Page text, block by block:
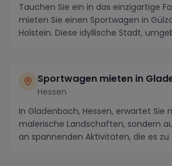
Tauchen Sie ein in das einzigartige
mieten Sie einen Sportwagen in
Holstein. Diese idyllische Stadt,
Sportwagen mieten in
Hessen
In Gladenbach, Hessen, erwartet Sie
malerische Landschaften, sondern
an spannenden Aktivitäten, die es zu